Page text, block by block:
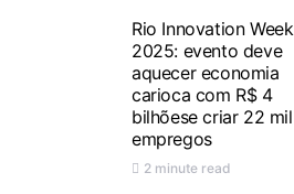
Rio Innovation Week
2025: evento deve
aquecer economia
carioca com R$ 4
bilhõese criar 22 mil
empregos
2 minute read